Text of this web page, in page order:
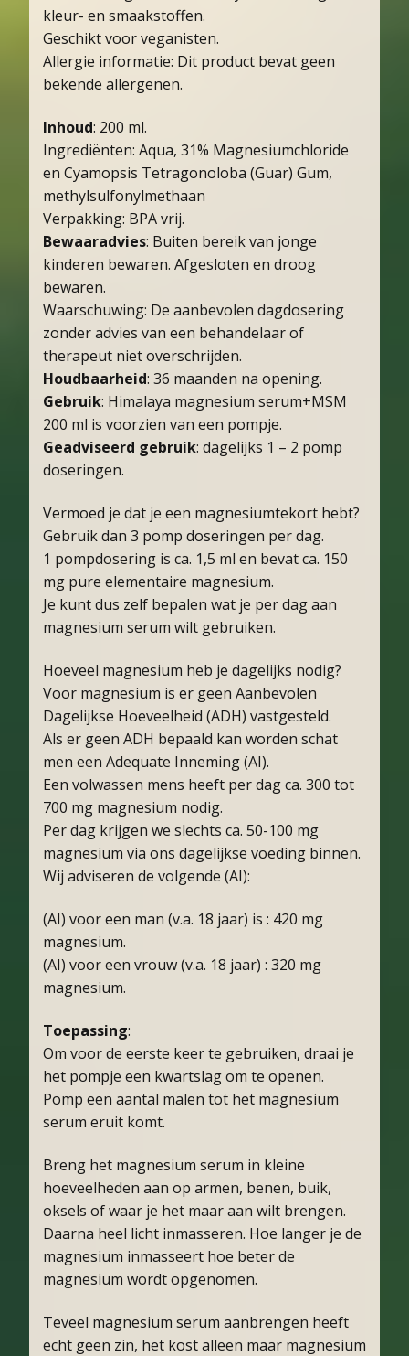
kleur- en smaakstoffen.
Geschikt voor veganisten.
Allergie informatie: Dit product bevat geen
bekende allergenen.
Inhoud: 200 ml.
Ingrediënten: Aqua, 31% Magnesiumchloride
en Cyamopsis Tetragonoloba (Guar) Gum,
methylsulfonylmethaan
Verpakking: BPA vrij.
Bewaaradvies: Buiten bereik van jonge
kinderen bewaren. Afgesloten en droog
bewaren.
Waarschuwing: De aanbevolen dagdosering
zonder advies van een behandelaar of
therapeut niet overschrijden.
Houdbaarheid: 36 maanden na opening.
Gebruik: Himalaya magnesium serum+MSM
200 ml is voorzien van een pompje.
Geadviseerd gebruik: dagelijks 1 – 2 pomp
doseringen.
Vermoed je dat je een magnesiumtekort hebt?
Gebruik dan 3 pomp doseringen per dag.
1 pompdosering is ca. 1,5 ml en bevat ca. 150
mg pure elementaire magnesium.
Je kunt dus zelf bepalen wat je per dag aan
magnesium serum wilt gebruiken.
Hoeveel magnesium heb je dagelijks nodig?
Voor magnesium is er geen Aanbevolen
Dagelijkse Hoeveelheid (ADH) vastgesteld.
Als er geen ADH bepaald kan worden schat
men een Adequate Inneming (AI).
Een volwassen mens heeft per dag ca. 300 tot
700 mg magnesium nodig​.
Per dag krijgen we slechts ca. 50-100 mg
magnesium via ons dagelijkse voeding binnen.
Wij adviseren de volgende (AI):
(AI) voor een man (v.a. 18 jaar) is : 420 mg
magnesium.
(AI) voor een vrouw (v.a. 18 jaar) : 320 mg
magnesium.
Toepassing:
Om voor de eerste keer te gebruiken, draai je
het pompje een kwartslag om te openen.
Pomp een aantal malen tot het magnesium
serum eruit komt.
Breng het magnesium serum in kleine
hoeveelheden aan op armen, benen, buik,
oksels of waar je het maar aan wilt brengen.
Daarna heel licht inmasseren. Hoe langer je de
magnesium inmasseert hoe beter de
magnesium wordt opgenomen.
Teveel magnesium serum aanbrengen heeft
echt geen zin, het kost alleen maar magnesium